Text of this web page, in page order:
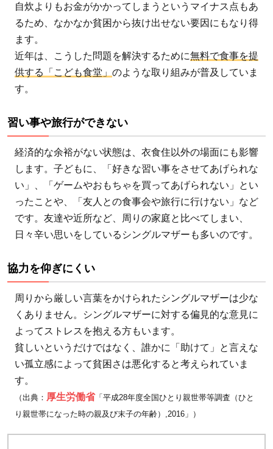
自炊よりもお金がかかってしまうというマイナス点もあ
るため、なかなか貧困から抜け出せない要因にもなり得
ます。
近年は、こうした問題を解決するために無料で食事を提
供する「こども食堂」 のような取り組みが普及していま
す。
習い事や旅行ができない
経済的な余裕がない状態は、衣食住以外の場面にも影響
します。子どもに、「好きな習い事をさせてあげられな
い」、「ゲームやおもちゃを買ってあげられない」とい
ったことや、「友人との食事会や旅行に行けない」など
です。友達や近所など、周りの家庭と比べてしまい、
日々辛い思いをしているシングルマザーも多いのです。
協力を仰ぎにくい
周りから厳しい言葉をかけられたシングルマザーは少な
くありません。シングルマザーに対する偏見的な意見に
よってストレスを抱える方もいます。
貧しいというだけではなく、誰かに「助けて」と言えな
い孤立感によって貧困さは悪化すると考えられていま
す。
（出典： 厚生労働省「平成28年度全国ひとり親世帯等調査（ひと
り親世帯になった時の親及び末子の年齢）,2016」）